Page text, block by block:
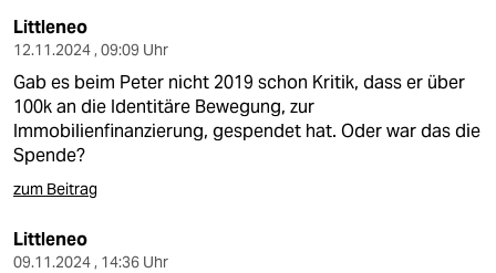
Littleneo
12.11.2024 , 09:09 Uhr
Gab es beim Peter nicht 2019 schon Kritik, dass er über
100k an die Identitäre Bewegung, zur
Immobilienfinanzierung, gespendet hat. Oder war das die
Spende?
zum Beitrag
Littleneo
09.11.2024 , 14:36 Uhr